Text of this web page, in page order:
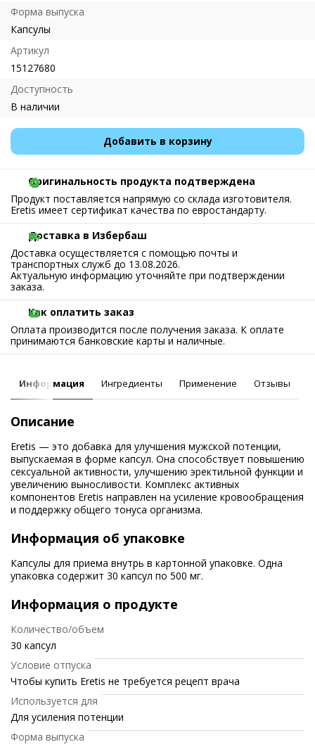
Форма выпуска
Капсулы
Артикул
15127680
Доступность
В наличии
Добавить в корзину
Оригинальность продукта подтверждена
Продукт поставляется напрямую со склада изготовителя.
Eretis имеет сертификат качества по евростандарту.
Доставка в Избербаш
Доставка осуществляется с помощью почты и
транспортных служб до 13.08.2026.
Актуальную информацию уточняйте при подтверждении
заказа.
Как оплатить заказ
Оплата производится после получения заказа. К оплате
принимаются банковские карты и наличные.
Информация Ингредиенты Применение Отзывы
Описание
Eretis — это добавка для улучшения мужской потенции,
выпускаемая в форме капсул. Она способствует повышению
сексуальной активности, улучшению эректильной функции и
увеличению выносливости. Комплекс активных
компонентов Eretis направлен на усиление кровообращения
и поддержку общего тонуса организма.
Информация об упаковке
Капсулы для приема внутрь в картонной упаковке. Одна
упаковка содержит 30 капсул по 500 мг.
Информация о продукте
Количество/объем
30 капсул
Условие отпуска
Чтобы купить Eretis не требуется рецепт врача
Используется для
Для усиления потенции
Форма выпуска